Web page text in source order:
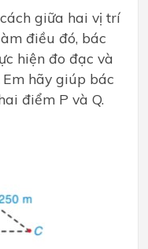
giữa hai vị trí
điều đó, bác
hiện đo đạc và
hãy giúp bác
điểm P và Q.